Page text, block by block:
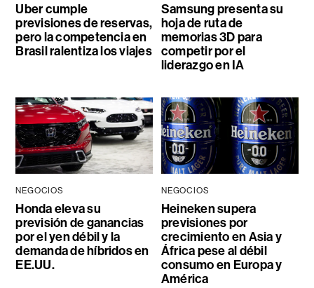
Uber cumple
previsiones de reservas,
pero la competencia en
Brasil ralentiza los viajes
Samsung presenta su
hoja de ruta de
memorias 3D para
competir por el
liderazgo en IA
NEGOCIOS
Honda eleva su
previsión de ganancias
por el yen débil y la
demanda de híbridos en
EE.UU.
NEGOCIOS
Heineken supera
previsiones por
crecimiento en Asia y
África pese al débil
consumo en Europa y
América